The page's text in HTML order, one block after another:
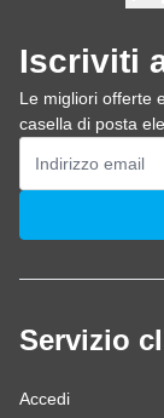
Iscriviti
Le migliori offerte
casella di posta
Indirizzo email
Servizio
Accedi